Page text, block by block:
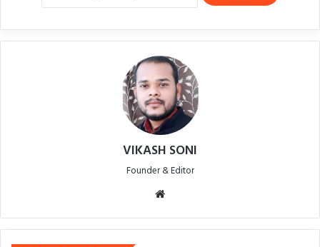
VIKASH SONI
Founder & Editor